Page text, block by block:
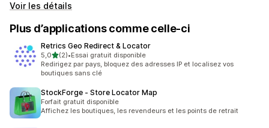
Voir les détails
Plus d’applications comme celle-ci
Retrics Geo Redirect & Locator
5,0étoile(s) sur 5
(2)
2 avis au total
•Essai gratuit disponible
Redirigez par pays, bloquez des adresses IP et localisez vos
boutiques sans clé
StockForge ‑ Store Locator Map
Forfait gratuit disponible
Affichez les boutiques, les revendeurs et les points de retrait